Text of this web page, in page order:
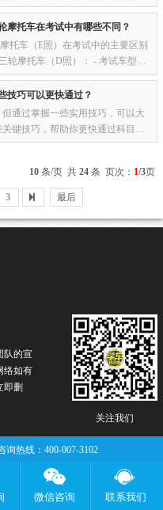
：路况不熟，需要看路牌等标识牌
应迅速恢...
摩托车在考试中有哪些不同？
托车（E照）在考试中的主要区别
轮摩托车（D照）： - 考试车型为
更稳，但操控灵活性稍差。 - 考
桩和单边...
技巧可以更快通过？
通过掌握一些实用技巧，可以大
键技巧，帮助你更快通过科目二
是科目二中难度较高的项目，但
10 条/页 共24 条 页次： 1/3页
3 最后
关注我们
队的宣
络如有
即删
热线：400-007-3102
微信咨询 联系我们